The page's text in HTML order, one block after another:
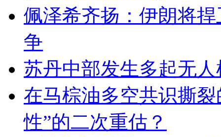
佩泽希齐扬：伊朗将
争
苏丹中部发生多起无
在马棕油多空共识撕
性”的二次重估？